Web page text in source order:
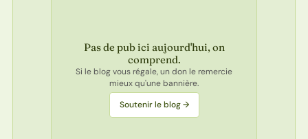
Pas de pub ici aujourd'hui, on
comprend.
Si le blog vous régale, un don le remercie
mieux qu'une bannière.
Soutenir le blog →